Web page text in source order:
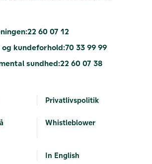
22 60 07 12
og kundeforhold:70 33 99 99
sundhed:22 60 07 38
Privatlivspolitik
Whistleblower
In English